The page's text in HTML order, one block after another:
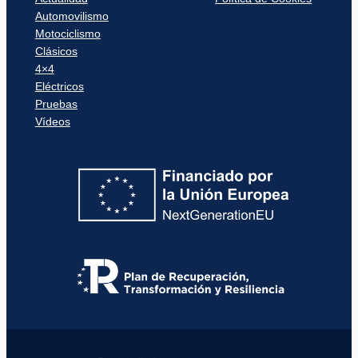
Automovilismo
Motociclismo
Clásicos
4×4
Eléctricos
Pruebas
Vídeos